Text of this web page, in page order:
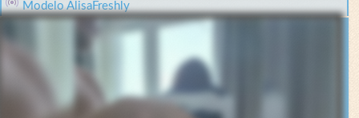
Modelo AlisaFreshly